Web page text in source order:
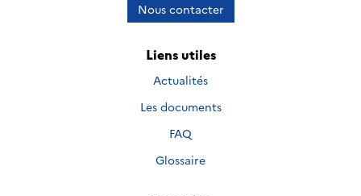
Nous contacter
Liens utiles
Actualités
Les documents
FAQ
Glossaire